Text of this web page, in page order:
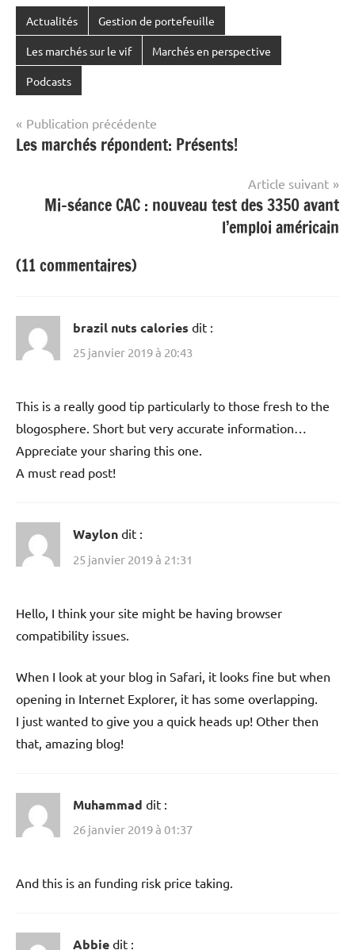
Actualités Gestion de portefeuille
Les marchés sur le vif Marchés en perspective
Podcasts
Navigation
de
Publication précédente
Les marchés répondent: Présents!
Article suivant
Mi-séance CAC : nouveau test des 3350 avant
l’emploi américain
(11 commentaires)
brazil nuts calories dit :
25 janvier 2019 à 20:43
This is a really good tip particularly to those fresh to the
blogosphere. Short but very accurate information…
Appreciate your sharing this one.
A must read post!
Waylon dit :
25 janvier 2019 à 21:31
Hello, I think your site might be having browser
compatibility issues.
When I look at your blog in Safari, it looks fine but when
opening in Internet Explorer, it has some overlapping.
I just wanted to give you a quick heads up! Other then
that, amazing blog!
Muhammad dit :
26 janvier 2019 à 01:37
And this is an funding risk price taking.
Abbie dit :